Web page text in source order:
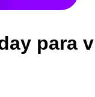
para